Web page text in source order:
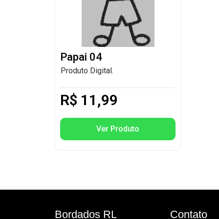
Papai 04
Produto Digital.
R$ 11,99
Ver Produto
Bordados RL Contato